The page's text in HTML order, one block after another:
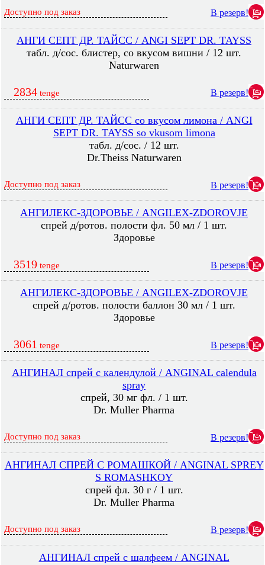
Доступно под заказ В резерв!
АНГИ СЕПТ ДР. ТАЙСС / ANGI SEPT DR. TAYSS
табл. д/сос. блистер, со вкусом вишни / 12 шт.
Naturwaren
2834 tenge В резерв!
АНГИ СЕПТ ДР. ТАЙСС со вкусом лимона / ANGI
SEPT DR. TAYSS so vkusom limona
табл. д/сос. / 12 шт.
Dr.Theiss Naturwaren
Доступно под заказ В резерв!
АНГИЛЕКС-ЗДОРОВЬЕ / ANGILEX-ZDOROVJE
спрей д/ротов. полости фл. 50 мл / 1 шт.
Здоровье
3519 tenge В резерв!
АНГИЛЕКС-ЗДОРОВЬЕ / ANGILEX-ZDOROVJE
спрей д/ротов. полости баллон 30 мл / 1 шт.
Здоровье
3061 tenge В резерв!
АНГИНАЛ спрей с календулой / ANGINAL calendula
spray
спрей, 30 мг фл. / 1 шт.
Dr. Muller Pharma
Доступно под заказ В резерв!
АНГИНАЛ СПРЕЙ С РОМАШКОЙ / ANGINAL SPREY
S ROMASHKOY
спрей фл. 30 г / 1 шт.
Dr. Muller Pharma
Доступно под заказ В резерв!
АНГИНАЛ спрей с шалфеем / ANGINAL